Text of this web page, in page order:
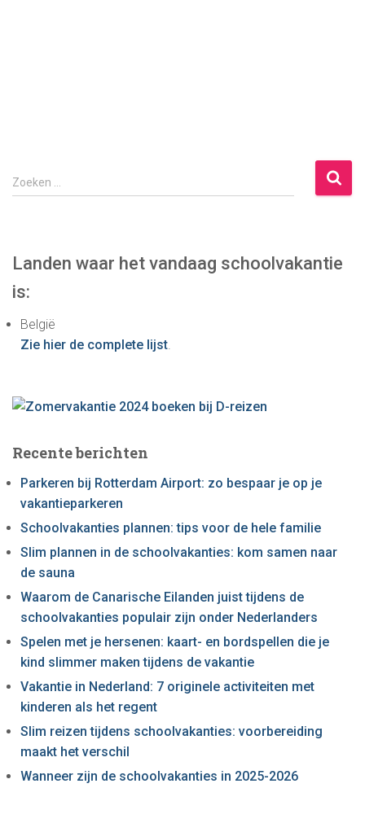
Z
o
e
n
Zoeken …
Landen waar het vandaag schoolvakantie
is:
België
Zie hier de complete lijst
Recente berichten
Parkeren bij Rotterdam Airport: zo bespaar je op je
vakantieparkeren
Schoolvakanties plannen: tips voor de hele familie
Slim plannen in de schoolvakanties: kom samen naar
de sauna
Waarom de Canarische Eilanden juist tijdens de
schoolvakanties populair zijn onder Nederlanders
Spelen met je hersenen: kaart- en bordspellen die je
kind slimmer maken tijdens de vakantie
Vakantie in Nederland: 7 originele activiteiten met
kinderen als het regent
Slim reizen tijdens schoolvakanties: voorbereiding
maakt het verschil
Wanneer zijn de schoolvakanties in 2025-2026